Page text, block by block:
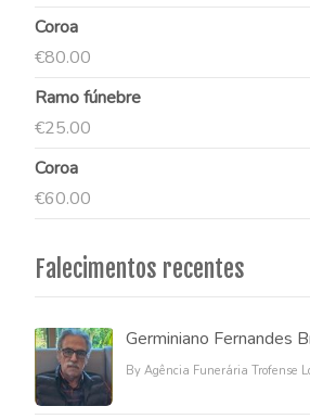
Coroa
€80.00
Ramo fúnebre
€25.00
Coroa
€60.00
Falecimentos recentes
Germiniano Fernandes
By Agência Funerária Trofense